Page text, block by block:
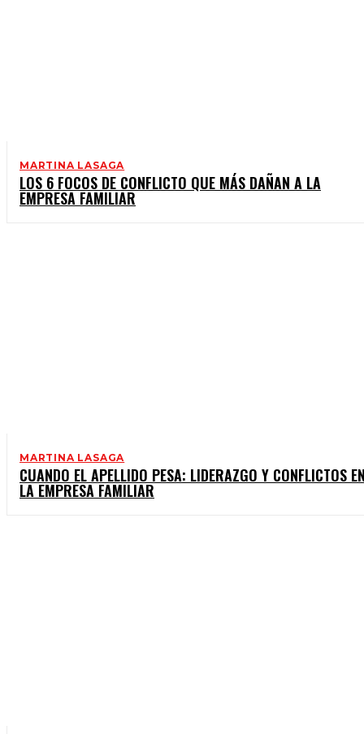
MARTINA LASAGA
LOS 6 FOCOS DE CONFLICTO QUE MÁS DAÑAN A LA
EMPRESA FAMILIAR
MARTINA LASAGA
CUANDO EL APELLIDO PESA: LIDERAZGO Y CONFLICTOS
LA EMPRESA FAMILIAR